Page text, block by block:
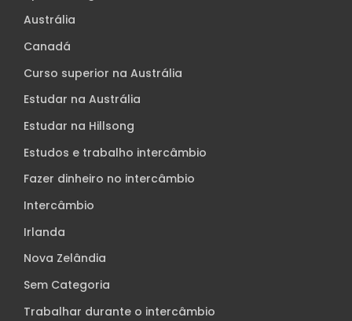
Austrália
Canadá
Curso superior na Austrália
Estudar na Austrália
Estudar na Hillsong
Estudos e trabalho intercâmbio
Fazer dinheiro no intercâmbio
Intercâmbio
Irlanda
Nova Zelândia
Sem Categoria
Trabalhar durante o intercâmbio